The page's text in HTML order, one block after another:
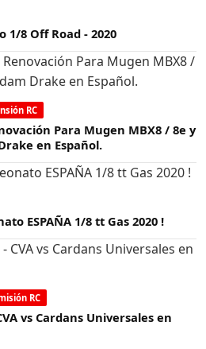
1/8 Off Road - 2020
RC
Para Mugen MBX8 / 8e y
en Español.
ESPAÑA 1/8 tt Gas 2020 !
RC
vs Cardans Universales en